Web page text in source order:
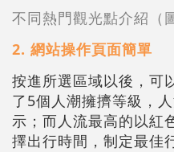
不同熱門觀光點介紹（
2. 網站操作頁面簡單
按進所選區域以後，可
了5個人潮擁擠等級，
示；而人流最高的以紅
擇出行時間，制定最佳